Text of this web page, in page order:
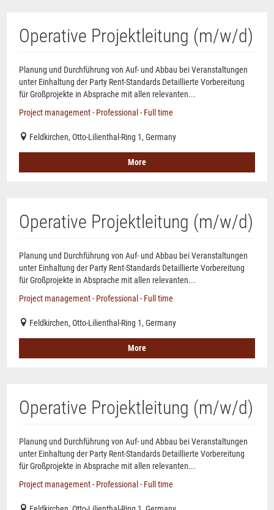
Operative Projektleitung (m/w/d)
Planung und Durchführung von Auf- und Abbau bei Veranstaltungen
unter Einhaltung der Party Rent-Standards Detaillierte Vorbereitung
für Großprojekte in Absprache mit allen relevanten...
Project management - Professional - Full time
Feldkirchen, Otto-Lilienthal-Ring 1, Germany
More
Operative Projektleitung (m/w/d)
Planung und Durchführung von Auf- und Abbau bei Veranstaltungen
unter Einhaltung der Party Rent-Standards Detaillierte Vorbereitung
für Großprojekte in Absprache mit allen relevanten...
Project management - Professional - Full time
Feldkirchen, Otto-Lilienthal-Ring 1, Germany
More
Operative Projektleitung (m/w/d)
Planung und Durchführung von Auf- und Abbau bei Veranstaltungen
unter Einhaltung der Party Rent-Standards Detaillierte Vorbereitung
für Großprojekte in Absprache mit allen relevanten...
Project management - Professional - Full time